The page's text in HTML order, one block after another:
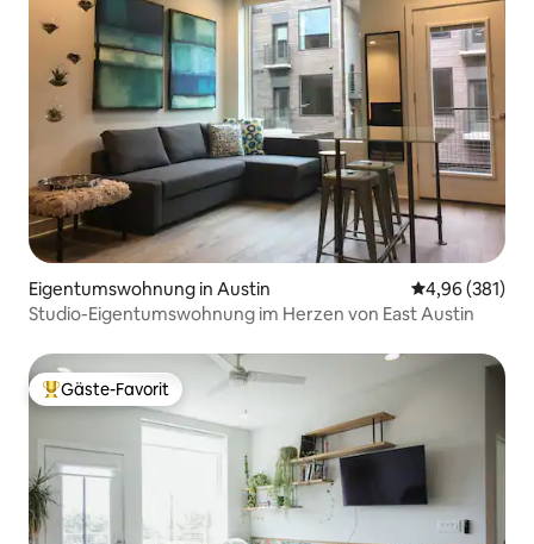
Eigentumswohnung in Austin
4,96 (381)
Studio-Eigentumswohnung im Herzen von East Austin
Beliebter Gäste-Favorit.
Gäste-Favorit